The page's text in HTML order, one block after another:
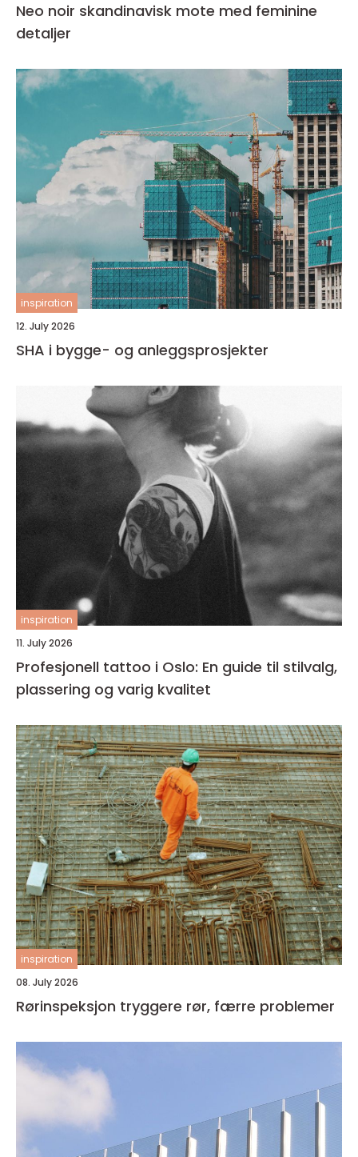
Neo noir skandinavisk mote med feminine
detaljer
inspiration
12. July 2026
SHA i bygge- og anleggsprosjekter
inspiration
11. July 2026
Profesjonell tattoo i Oslo: En guide til stilvalg,
plassering og varig kvalitet
inspiration
08. July 2026
Rørinspeksjon tryggere rør, færre problemer